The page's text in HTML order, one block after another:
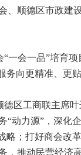
顺德区市政建
会一品”培育项
向更精准、更贴
区工商联主席
动力源”，深化
；打好商会改
推动民营经济